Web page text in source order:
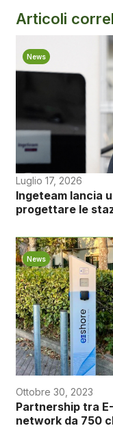
Articoli
News
Luglio 17, 2026
Ingeteam lancia
progettare le
News
Ottobre 30, 2023
Partnership tra
network da 750